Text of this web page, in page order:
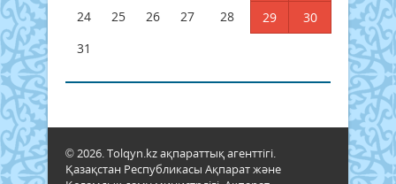
24
25 26 27 28 29
30
31
© 2026. Tolqyn.kz ақпараттық агенттігі.
Қазақстан Республикасы Ақпарат және